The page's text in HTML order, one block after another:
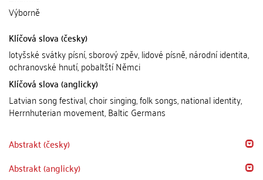
Výborně
Klíčová slova (česky)
lotyšské svátky písní, sborový zpěv, lidové písně, národní identita,
ochranovské hnutí, pobaltští Němci
Klíčová slova (anglicky)
Latvian song festival, choir singing, folk songs, national identity,
Herrnhuterian movement, Baltic Germans
Abstrakt (česky)
Abstrakt (anglicky)